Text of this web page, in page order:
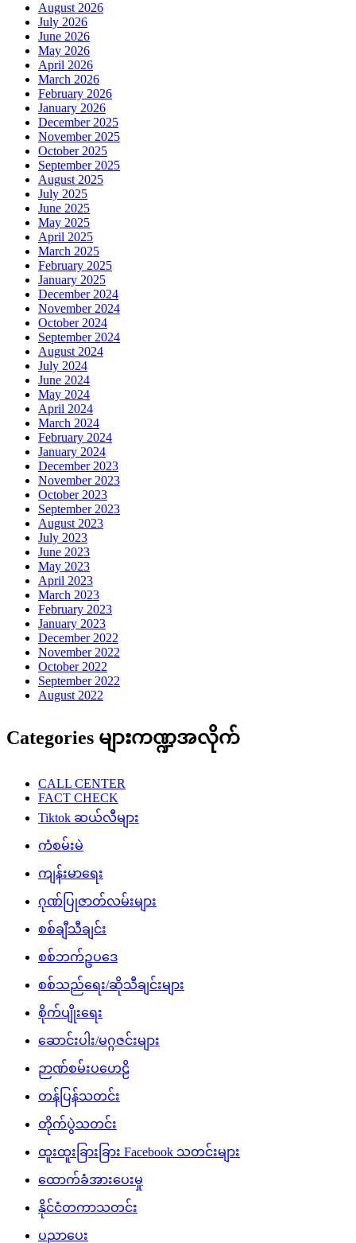
August 2026
July 2026
June 2026
May 2026
April 2026
March 2026
February 2026
January 2026
December 2025
November 2025
October 2025
September 2025
August 2025
July 2025
June 2025
May 2025
April 2025
March 2025
February 2025
January 2025
December 2024
November 2024
October 2024
September 2024
August 2024
July 2024
June 2024
May 2024
April 2024
March 2024
February 2024
January 2024
December 2023
November 2023
October 2023
September 2023
August 2023
July 2023
June 2023
May 2023
April 2023
March 2023
February 2023
January 2023
December 2022
November 2022
October 2022
September 2022
August 2022
Categories များကဏ္ဍအလိုက်
CALL CENTER
FACT CHECK
Tiktok ဆယ်လီများ
ကံစမ်းမဲ
ကျန်းမာရေး
ဂုဏ်ပြုဇာတ်လမ်းများ
စစ်ချီသီချင်း
စစ်ဘက်ဥပဒေ
စစ်သည်ရေး/ဆိုသီချင်းများ
စိုက်ပျိုးရေး
ဆောင်းပါး/မဂ္ဂဇင်းများ
ဉာဏ်စမ်းပဟေဠိ
တန်ပြန်သတင်း
တိုက်ပွဲသတင်း
ထူးထူးခြားခြား Facebook သတင်းများ
ထောက်ခံအားပေးမှု
နိုင်ငံတကာသတင်း
ပညာပေး